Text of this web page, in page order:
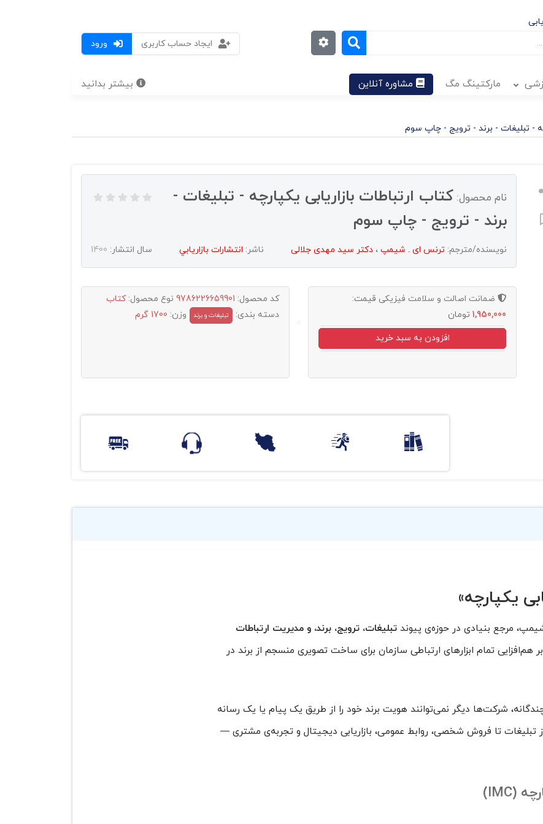
ورود
ایجاد حساب کاربری
مارکتینگ مگ مشاوره آنلاین بیشتر بدانید
- تبلیغات - برند - ترویج - چاپ سوم
نام محصول: کتاب ارتباطات بازاریابی یکپارچه - تبلیغات -
برند - ترویج - چاپ سوم
نویسنده/مترجم: ترنس ای . شیمپ ، دکتر سید مهدی جلالی ناشر: انتشارات بازاريابي سال انتشار: 1400
ضمانت اصالت و سلامت فیزیکی قیمت:
1,950,000 تومان
افزودن به سبد خرید
کد محصول: 9786226659901 نوع محصول:کتاب
دسته بندی:
تبليغات و برند وزن: 1700 گرم
یکپارچه»
مرجع بنیادی در حوزه‌ی پیوندتبلیغات، ترویج، برند، و مدیریت ارتباطات
تمام ابزارهای ارتباطی سازمان برای ساخت تصویری منسجم از برند در
شرکت‌ها دیگر نمی‌توانند هویت برند خود را از طریق یک پیام یا یک رسانه
تبلیغات تا فروش شخصی، روابط عمومی، بازاریابی دیجیتال و تجربه‌ی مشتری —